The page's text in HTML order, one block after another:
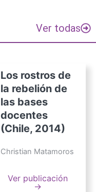
Ver todas
Los rostros de
la rebelión de
las bases
docentes
(Chile, 2014)
Christian Matamoros
Ver publicación
→